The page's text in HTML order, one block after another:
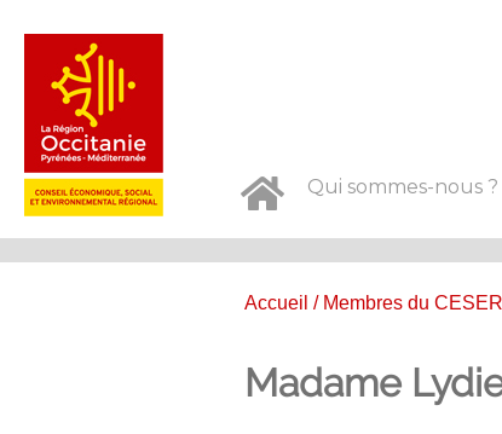
Qui sommes-nous ?
Accueil / Membres du CESER
Madame